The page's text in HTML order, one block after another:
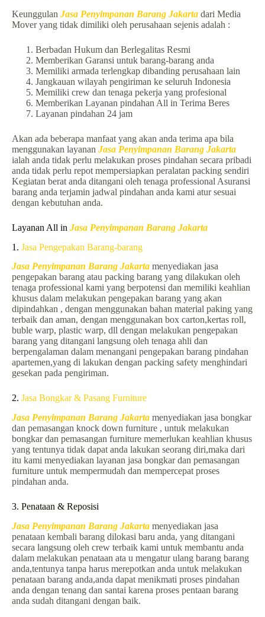
Keunggulan Jasa Penyimpanan Barang Jakarta dari Media
Mover yang tidak dimiliki oleh perusahaan sejenis adalah :
Berbadan Hukum dan Berlegalitas Resmi
Memberikan Garansi untuk barang-barang anda
Memiliki armada terlengkap dibanding perusahaan lain
Jangkauan wilayah pengiriman ke seluruh Indonesia
Memiliki crew dan tenaga pekerja yang profesional
Memberikan Layanan pindahan All in Terima Beres
Layanan pindahan 24 jam
Akan ada beberapa manfaat yang akan anda terima apa bila
menggunakan layanan Jasa Penyimpanan Barang Jakarta
ialah anda tidak perlu melakukan proses pindahan secara pribadi
anda tidak perlu repot mempersiapkan peralatan packing sendiri
Kegiatan berat anda ditangani oleh tenaga professional Asuransi
barang anda terjamin jadwal pindahan anda kami atur sesuai
dengan kebutuhan anda.
Layanan All in Jasa Penyimpanan Barang Jakarta
1. Jasa Pengepakan Barang-barang
Jasa Penyimpanan Barang Jakarta menyediakan jasa
pengepakan barang atau packing barang yang dilakukan oleh
tenaga professional kami yang berpotensi dan memiliki keahlian
khusus dalam melakukan pengepakan barang yang akan
dipindahkan , dengan menggunakan bahan material paking yang
terbaik dan aman, dengan menggunakan box carton,kertas roll,
buble warp, plastic warp, dll dengan melakukan pengepakan
barang yang ditangani langsung oleh tenaga ahli dan
berpengalaman dalam menangani pengepakan barang pindahan
apartemen,yang di lakukan dengan packing safety menghindari
gesekan pada pengiriman.
2. Jasa Bongkar & Pasang Furniture
Jasa Penyimpanan Barang Jakarta menyediakan jasa bongkar
dan pemasangan knock down furniture , untuk melakukan
bongkar dan pemasangan furniture memerlukan keahlian khusus
yang tentunya tidak dapat anda lakukan seorang diri,maka dari
itu kami menyediakan layanan jasa bongkar dan pemasangan
furniture untuk mempermudah dan mempercepat proses
pindahan anda.
3. Penataan & Reposisi
Jasa Penyimpanan Barang Jakarta menyediakan jasa
penataan kembali barang dilokasi baru anda, yang ditangani
secara langsung oleh crew terbaik kami untuk membantu anda
dalam melakukan penataan ata u mengatur ulang barang barang
anda,tentunya tanpa harus merepotkan anda untuk melakukan
penataan barang anda,anda dapat menikmati proses pindahan
anda dengan tenang dan santai karena proses pentaan barang
anda sudah ditangani dengan baik.